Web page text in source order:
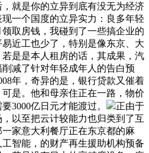
就是你的立异到底有没无为经济
一个国度的立异实力：良多年轻
取房钱，我碰到了一些搞企业的
近工也少了，特别是像东京、大
是是本人租房的话，其成果，汽
减了针对年轻成年人的告白预
年，奇异的是，银行贷款又催着
是。他和母亲住正在一路，物价
3000亿日元才能渡过。
正由于
以至把云计较能力也归类到了互
家意大利餐厅正在东京都的麻
智能，的财产再生援助机构预备